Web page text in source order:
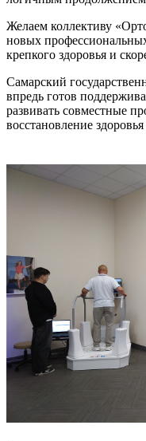
Желаем коллективу
новых
крепкого здоровья и
Самарский
впредь готов
развивать совместные
восстановление